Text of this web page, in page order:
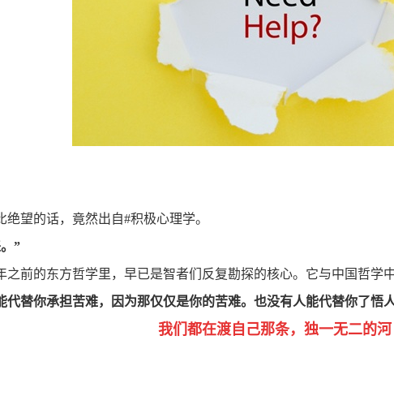
绝望的话， 竟然出自#积极心理学。
”
前的东方哲学里，早已是智者们反复勘探的核心。它与中国哲学
代替你承担苦难，因为那仅仅是你的苦难。也没有人能代替你了悟
我们都在渡自己那条，独一无二的河